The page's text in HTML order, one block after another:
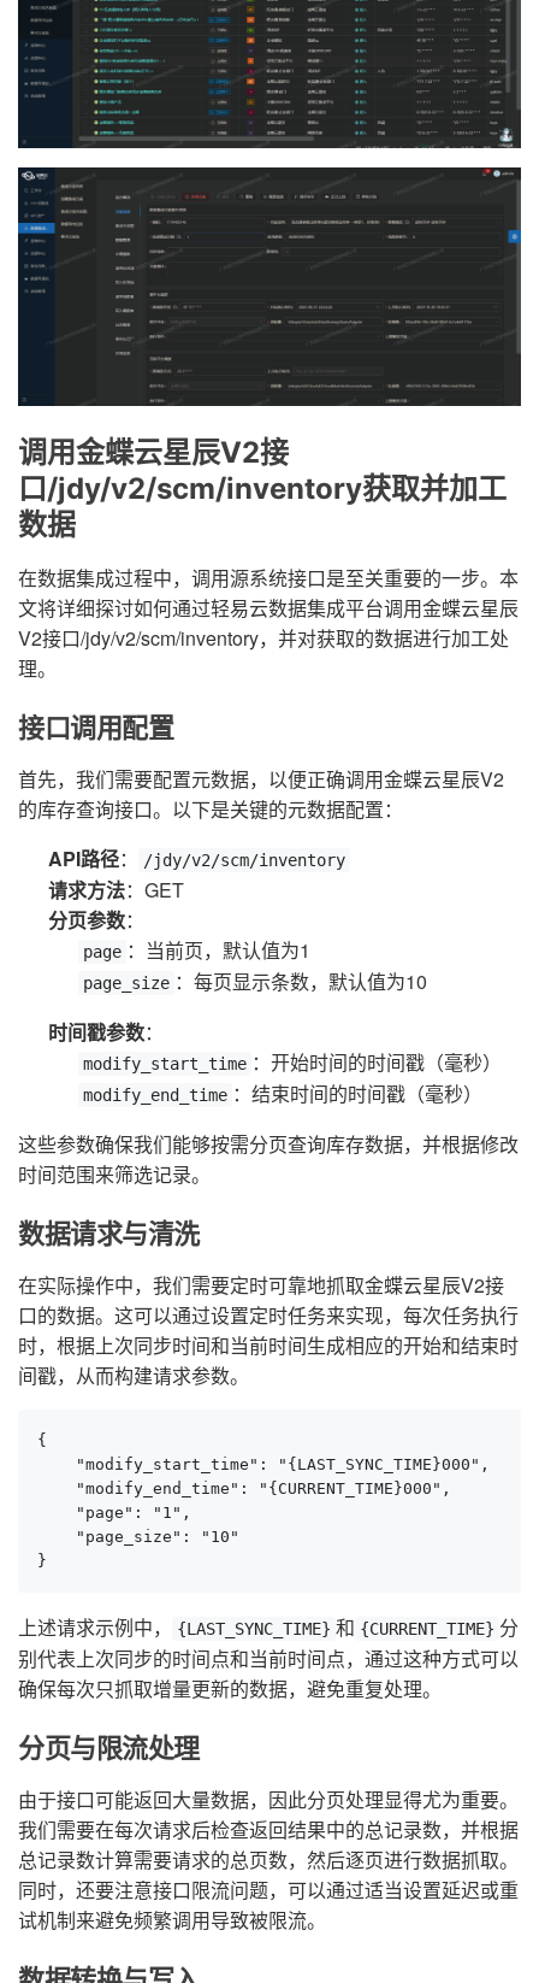
调用金蝶云星辰V2接
口/jdy/v2/scm/inventory获取并加工
数据
在数据集成过程中，调用源系统接口是至关重要的一步。本
文将详细探讨如何通过轻易云数据集成平台调用金蝶云星辰
V2接口/jdy/v2/scm/inventory，并对获取的数据进行加工处
理。
接口调用配置
首先，我们需要配置元数据，以便正确调用金蝶云星辰V2
的库存查询接口。以下是关键的元数据配置：
API路径： /jdy/v2/scm/inventory
请求方法：GET
分页参数：
page ：当前页，默认值为1
page_size ：每页显示条数，默认值为10
时间戳参数：
modify_start_time ：开始时间的时间戳（毫秒）
modify_end_time ：结束时间的时间戳（毫秒）
这些参数确保我们能够按需分页查询库存数据，并根据修改
时间范围来筛选记录。
数据请求与清洗
在实际操作中，我们需要定时可靠地抓取金蝶云星辰V2接
口的数据。这可以通过设置定时任务来实现，每次任务执行
时，根据上次同步时间和当前时间生成相应的开始和结束时
间戳，从而构建请求参数。
{
    "modify_start_time": "{LAST_SYNC_TIME}000",
    "modify_end_time": "{CURRENT_TIME}000",
    "page": "1",
    "page_size": "10"
}
上述请求示例中， {LAST_SYNC_TIME} 和 {CURRENT_TIME} 分
别代表上次同步的时间点和当前时间点，通过这种方式可以
确保每次只抓取增量更新的数据，避免重复处理。
分页与限流处理
由于接口可能返回大量数据，因此分页处理显得尤为重要。
我们需要在每次请求后检查返回结果中的总记录数，并根据
总记录数计算需要请求的总页数，然后逐页进行数据抓取。
同时，还要注意接口限流问题，可以通过适当设置延迟或重
试机制来避免频繁调用导致被限流。